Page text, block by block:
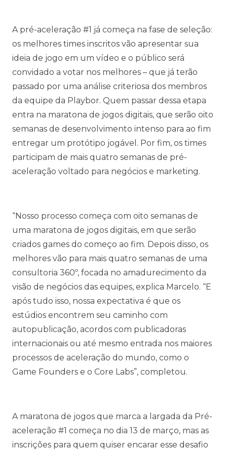
A pré-aceleração #1 já começa na fase de seleção:
os melhores times inscritos vão apresentar sua
ideia de jogo em um vídeo e o público será
convidado a votar nos melhores – que já terão
passado por uma análise criteriosa dos membros
da equipe da Playbor. Quem passar dessa etapa
entra na maratona de jogos digitais, que serão oito
semanas de desenvolvimento intenso para ao fim
entregar um protótipo jogável. Por fim, os times
participam de mais quatro semanas de pré-
aceleração voltado para negócios e marketing.
“Nosso processo começa com oito semanas de
uma maratona de jogos digitais, em que serão
criados games do começo ao fim. Depois disso, os
melhores vão para mais quatro semanas de uma
consultoria 360º, focada no amadurecimento da
visão de negócios das equipes, explica Marcelo. “E
após tudo isso, nossa expectativa é que os
estúdios encontrem seu caminho com
autopublicação, acordos com publicadoras
internacionais ou até mesmo entrada nos maiores
processos de aceleração do mundo, como o
Game Founders e o Core Labs”, completou.
A maratona de jogos que marca a largada da Pré-
aceleração #1 começa no dia 13 de março, mas as
inscrições para quem quiser encarar esse desafio